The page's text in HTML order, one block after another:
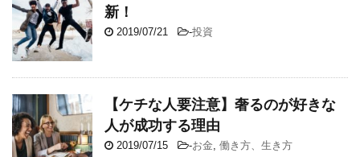
新！
2019/07/21 -投資
【ケチな人要注意】奢るのが好きな
人が成功する理由
2019/07/15 -お金, 働き方、生き方